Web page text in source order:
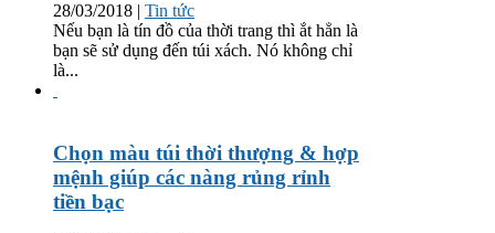
28/03/2018 | Tin tức
Nếu bạn là tín đồ của thời trang thì ắt hẳn là
bạn sẽ sử dụng đến túi xách. Nó không chỉ
là...
Chọn màu túi thời thượng & hợp
mệnh giúp các nàng rủng rỉnh
tiền bạc